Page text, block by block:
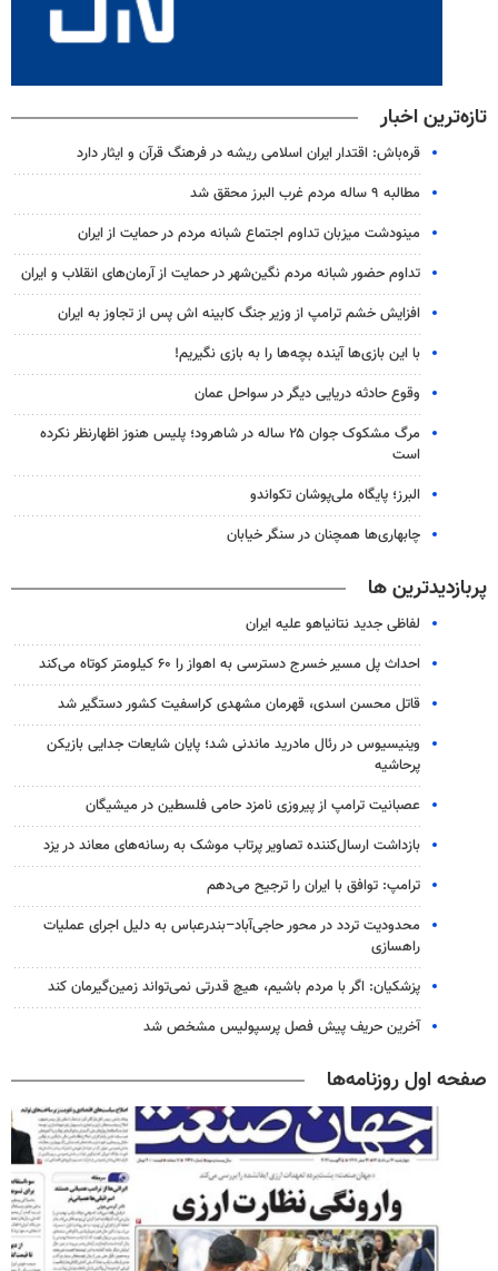
تازه‌ترین اخبار
قره‌باش: اقتدار ایران اسلامی ریشه در فرهنگ قرآن و ایثار دارد
مطالبه ۹ ساله مردم غرب البرز محقق شد
مینودشت میزبان تداوم اجتماع شبانه مردم در حمایت از ایران
تداوم حضور شبانه مردم نگین‌شهر در حمایت از آرمان‌های انقلاب و ایران
افزایش خشم ترامپ از وزیر جنگ کابینه اش پس از تجاوز به ایران
با این بازی‌ها آینده بچه‌ها را به بازی نگیریم!
وقوع حادثه دریایی دیگر در سواحل عمان
مرگ مشکوک جوان ۲۵ ساله در شاهرود؛ پلیس هنوز اظهارنظر نکرده
است
البرز؛ پایگاه ملی‌پوشان تکواندو
چابهاری‌ها همچنان در سنگر خیابان
پربازدیدترین ها
لفاظی جدید نتانیاهو علیه ایران
احداث پل مسیر خسرج دسترسی به اهواز را ۶۰ کیلومتر کوتاه می‌کند
قاتل محسن اسدی، قهرمان مشهدی کراسفیت کشور دستگیر شد
وینیسیوس در رئال مادرید ماندنی شد؛ پایان شایعات جدایی بازیکن
پرحاشیه
عصبانیت ترامپ از پیروزی نامزد حامی فلسطین در میشیگان
بازداشت ارسال‌کننده تصاویر پرتاب موشک به رسانه‌های معاند در یزد
ترامپ: توافق با ایران را ترجیح می‌دهم
محدودیت تردد در محور حاجی‌آباد–بندرعباس به دلیل اجرای عملیات
راهسازی
پزشکیان: اگر با مردم باشیم، هیچ قدرتی نمی‌تواند زمین‌گیرمان کند
آخرین حریف پیش فصل پرسپولیس مشخص شد
صفحه اول روزنامه‌ها